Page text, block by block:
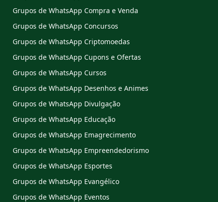
Grupos de WhatsApp Compra e Venda
Grupos de WhatsApp Concursos
Grupos de WhatsApp Criptomoedas
Grupos de WhatsApp Cupons e Ofertas
Grupos de WhatsApp Cursos
Grupos de WhatsApp Desenhos e Animes
Grupos de WhatsApp Divulgação
Grupos de WhatsApp Educação
Grupos de WhatsApp Emagrecimento
Grupos de WhatsApp Empreendedorismo
Grupos de WhatsApp Esportes
Grupos de WhatsApp Evangélico
Grupos de WhatsApp Eventos